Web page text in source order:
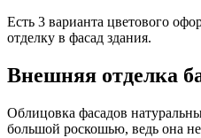
Есть 3 варианта цветового
отделку в фасад здания.
Внешняя отделка
Облицовка фасадов
большой роскошью, ведь она